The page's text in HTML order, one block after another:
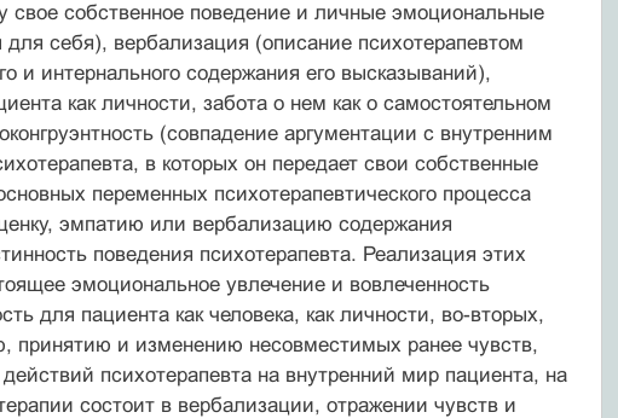
свое собственное поведение и личные эмоциональные
себя), вербализация (описание психотерапевтом
и интернального содержания его высказываний),
как личности, забота о нем как о самостоятельном
(совпадение аргументации с внутренним
в которых он передает свои собственные
переменных психотерапевтического процесса
эмпатию или вербализацию содержания
поведения психотерапевта. Реализация этих
эмоциональное увлечение и вовлеченность
для пациента как человека, как личности, во-вторых,
принятию и изменению несовместимых ранее чувств,
психотерапевта на внутренний мир пациента, на
состоит в вербализации, отражении чувств и